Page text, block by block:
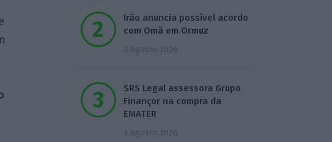
Irão anuncia possível acordo
com Omã em Ormuz
2 Agosto 2026
SRS Legal assessora Grupo
Finançor na compra da
EMATER
3 Agosto 2026